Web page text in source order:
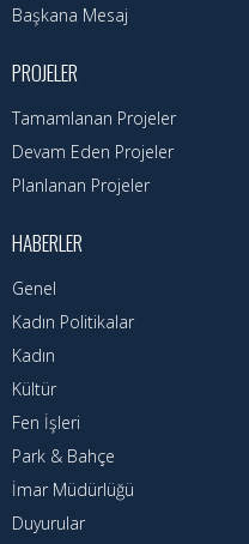
Turizm Rehberi
Hava Durumu
Kadın Politikalar
Kadın
Başkana Mesaj
PROJELER
Tamamlanan Projeler
Devam Eden Projeler
Planlanan Projeler
HABERLER
Genel
Kadın Politikalar
Kadın
Kültür
Fen İşleri
Park & Bahçe
İmar Müdürlüğü
Duyurular